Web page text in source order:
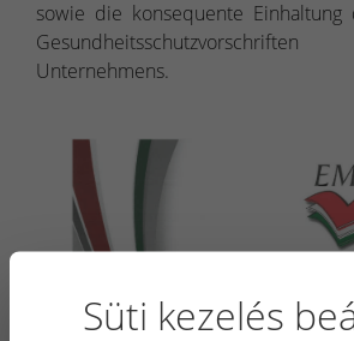
sowie die konsequente
Unternehmens.
Süti kezelés